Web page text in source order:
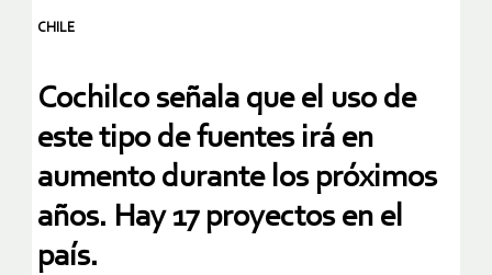
CHILE
Cochilco señala que el uso de
este tipo de fuentes irá en
aumento durante los próximos
años. Hay 17 proyectos en el
país.